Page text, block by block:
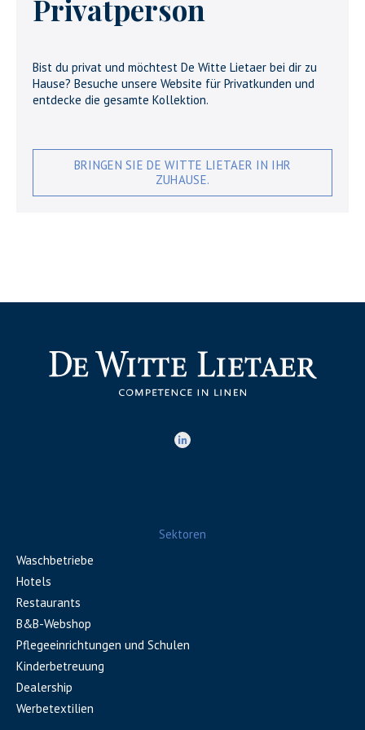
Privatperson
Bist du privat und möchtest De Witte Lietaer bei dir zu
Hause? Besuche unsere Website für Privatkunden und
entdecke die gesamte Kollektion.
BRINGEN SIE DE WITTE LIETAER IN IHR
ZUHAUSE.
Sektoren
Waschbetriebe
Hotels
Restaurants
B&B-Webshop
Pflegeeinrichtungen und Schulen
Kinderbetreuung
Dealership
Werbetextilien